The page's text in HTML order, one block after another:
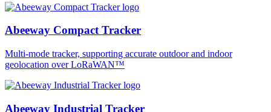
Abeeway Compact Tracker
Multi-mode tracker, supporting accurate outdoor and indoor
geolocation over LoRaWAN™
Abeeway Industrial Tracker